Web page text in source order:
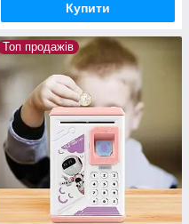
Купити
Топ продажів